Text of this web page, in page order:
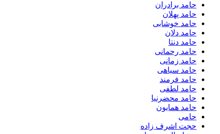
حامد برادران
حامد پهلان
حامد خوشابی
حامد دلان
حامد دنتا
حامد رحمانی
حامد زمانی
حامد سیاهی
حامد فرمند
حامد لطفی
حامد محضرنیا
حامد همایون
حامی
حجت اشرف زاده